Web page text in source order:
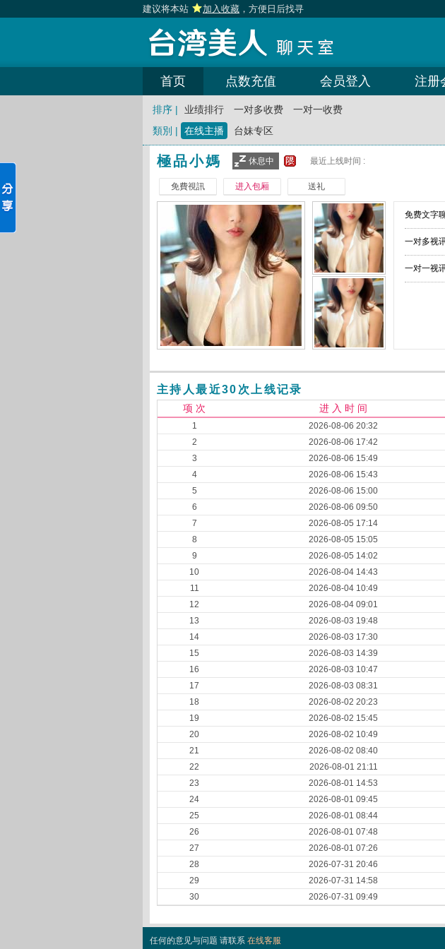
建议将本站 加入收藏 ，方便日后找寻
首页 点数充值 会员登入 注册
排序 | 业绩排行 一对多收费 一对一收费
類別 |
在线主播 台妹专区
極品小媽 休息中 最近上线时间 :
免費視訊 进入包厢 送礼
免费文字
一对多视
一对一视
主持人最近30次上线记录
项 次 进 入 时 间
1 2026-08-06 20:32
2
2026-08-06 17:42
3
2026-08-06 15:49
4
2026-08-06 15:43
5
2026-08-06 15:00
6
2026-08-06 09:50
7
2026-08-05 17:14
8
2026-08-05 15:05
9
2026-08-05 14:02
10
2026-08-04 14:43
11
2026-08-04 10:49
12
2026-08-04 09:01
13
2026-08-03 19:48
14
2026-08-03 17:30
15
2026-08-03 14:39
16
2026-08-03 10:47
17
2026-08-03 08:31
18
2026-08-02 20:23
19
2026-08-02 15:45
20
2026-08-02 10:49
21
2026-08-02 08:40
22
2026-08-01 21:11
23
2026-08-01 14:53
24
2026-08-01 09:45
25
2026-08-01 08:44
26
2026-08-01 07:48
27
2026-08-01 07:26
28
2026-07-31 20:46
29
2026-07-31 14:58
30
2026-07-31 09:49
任何的意见与问题 请联系 在线客服